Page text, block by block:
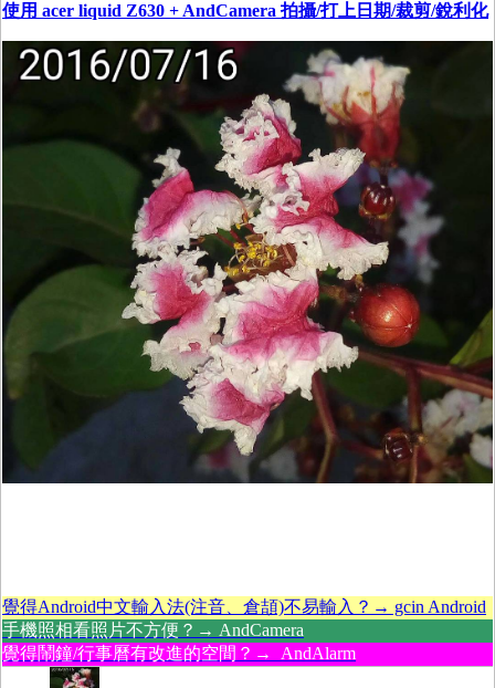
使用 acer liquid Z630 + AndCamera 拍攝/打上日期/裁剪/銳利化
覺得Android中文輸入法(注音、倉頡)不易輸入？→ gcin Android
手機照相看照片不方便？→ AndCamera
覺得鬧鐘/行事曆有改進的空間？→ AndAlarm